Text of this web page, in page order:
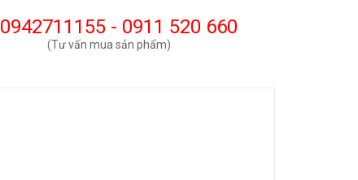
0942711155 - 0911 520 660
(Tư vấn mua sản phẩm)